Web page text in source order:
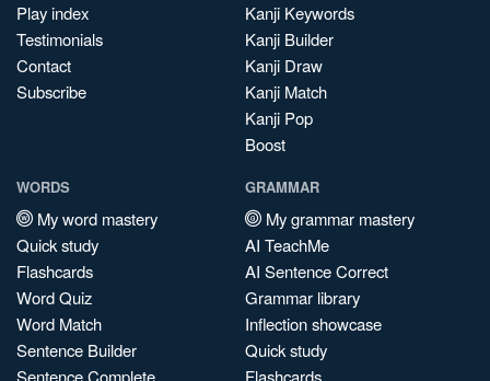
Play index
Testimonials
Contact
Subscribe
Kanji Keywords
Kanji Builder
Kanji Draw
Kanji Match
Kanji Pop
Boost
WORDS
My word mastery
Quick study
Flashcards
Word Quiz
Word Match
Sentence Builder
Sentence Complete
GRAMMAR
My grammar mastery
AI TeachMe
AI Sentence Correct
Grammar library
Inflection showcase
Quick study
Flashcards